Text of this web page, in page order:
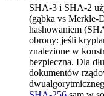
SHA-3 i SHA-2
(gąbka vs Merkle-
hashowaniem
obrony: jeśli
znalezione w
bezpieczna. Dla
dokumentów